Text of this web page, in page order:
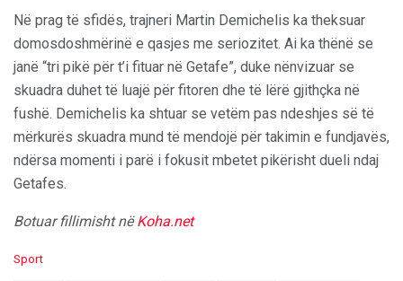
Në prag të sfidës, trajneri Martin Demichelis ka theksuar
domosdoshmërinë e qasjes me seriozitet. Ai ka thënë se
janë “tri pikë për t’i fituar në Getafe”, duke nënvizuar se
skuadra duhet të luajë për fitoren dhe të lërë gjithçka në
fushë. Demichelis ka shtuar se vetëm pas ndeshjes së të
mërkurës skuadra mund të mendojë për takimin e fundjavës,
ndërsa momenti i parë i fokusit mbetet pikërisht dueli ndaj
Getafes.
Botuar fillimisht nëKoha.net
C
Sport